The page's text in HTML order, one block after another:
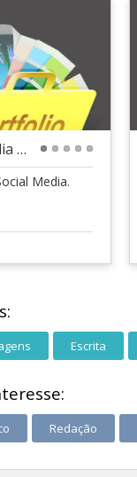
Social Media - Campanha e Reciclagem
Media.
Escrita
Redação